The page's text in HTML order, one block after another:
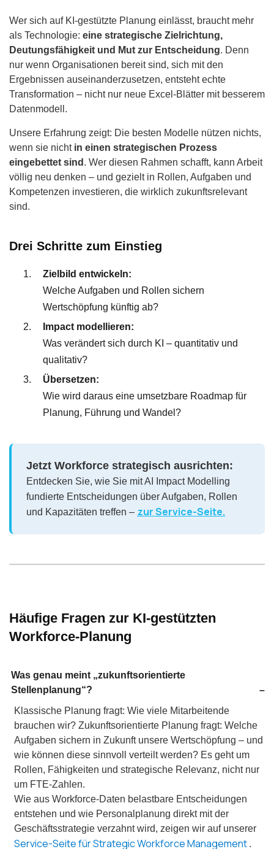
Wer sich auf KI-gestützte Planung einlässt, braucht mehr
als Technologie: eine strategische Zielrichtung,
Deutungsfähigkeit und Mut zur Entscheidung. Denn
nur wenn Organisationen bereit sind, sich mit den
Ergebnissen auseinanderzusetzen, entsteht echte
Transformation – nicht nur neue Excel-Blätter mit besserem
Datenmodell.
Unsere Erfahrung zeigt: Die besten Modelle nützen nichts,
wenn sie nicht in einen strategischen Prozess
eingebettet sind . Wer diesen Rahmen schafft, kann Arbeit
völlig neu denken – und gezielt in Rollen, Aufgaben und
Kompetenzen investieren, die wirklich zukunftsrelevant
sind.
Drei Schritte zum Einstieg
Zielbild entwickeln:
Welche Aufgaben und Rollen sichern
Wertschöpfung künftig ab?
Impact modellieren:
Was verändert sich durch KI – quantitativ und
qualitativ?
Übersetzen:
Wie wird daraus eine umsetzbare Roadmap für
Planung, Führung und Wandel?
Jetzt Workforce strategisch ausrichten:
Entdecken Sie, wie Sie mit AI Impact Modelling
fundierte Entscheidungen über Aufgaben, Rollen
und Kapazitäten treffen – zur Service-Seite.
Häufige Fragen zur KI-gestützten
Workforce-Planung
Was genau meint „zukunftsorientierte
Stellenplanung“?
Klassische Planung fragt: Wie viele Mitarbeitende
brauchen wir? Zukunftsorientierte Planung fragt: Welche
Aufgaben sichern in Zukunft unsere Wertschöpfung – und
wie können diese sinnvoll verteilt werden? Es geht um
Rollen, Fähigkeiten und strategische Relevanz, nicht nur
um FTE-Zahlen.
Wie aus Workforce-Daten belastbare Entscheidungen
entstehen und wie Personalplanung direkt mit der
Geschäftsstrategie verzahnt wird, zeigen wir auf unserer
Service-Seite für Strategic Workforce Management .